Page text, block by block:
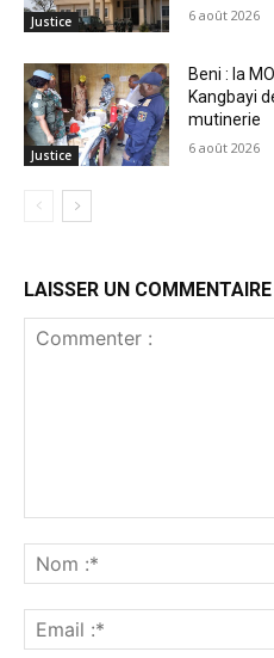
Justice 6 août 2026
Justice
Beni : la
Kangbayi
mutinerie
6 août 2026
LAISSER UN COMMENTAIRE